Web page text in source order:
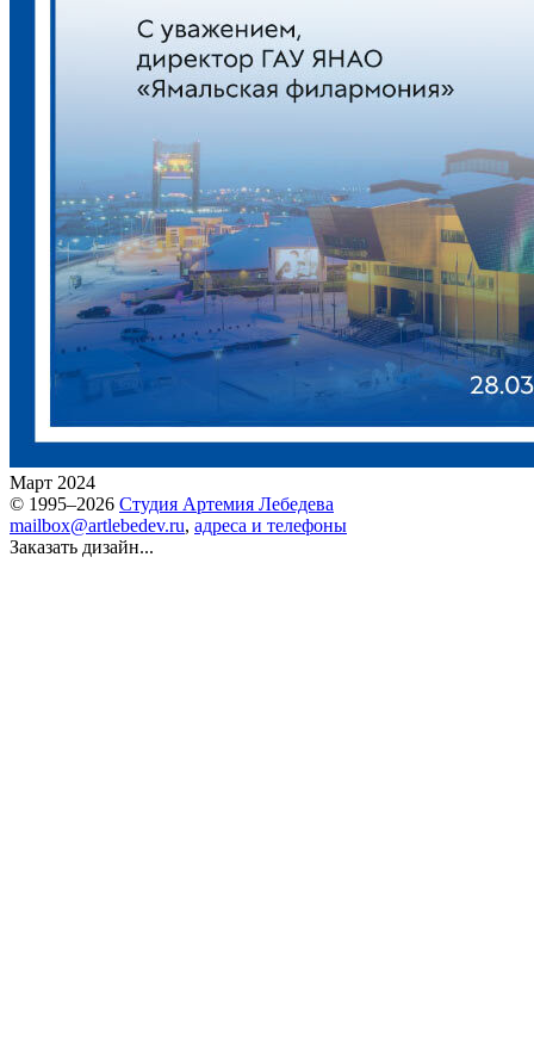
Март 2024
© 1995–2026 Студия Артемия Лебедева
mailbox@artlebedev.ru, адреса и телефоны
Заказать дизайн...